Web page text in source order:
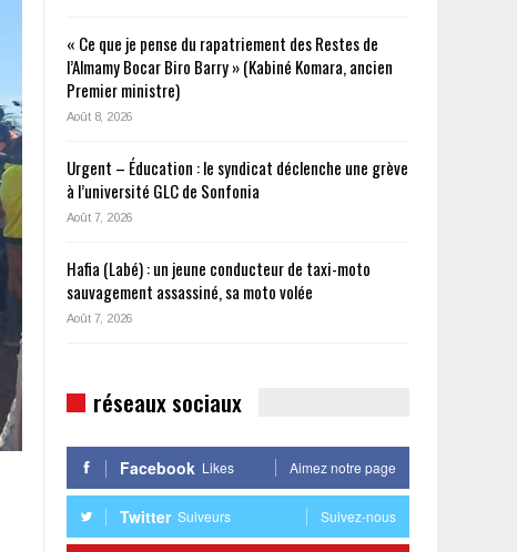
« Ce que je pense du rapatriement des Restes de
l’Almamy Bocar Biro Barry » (Kabiné Komara, ancien
Premier ministre)
Août 8, 2026
Urgent – Éducation : le syndicat déclenche une grève
à l’université GLC de Sonfonia
Août 7, 2026
Hafia (Labé) : un jeune conducteur de taxi-moto
sauvagement assassiné, sa moto volée
Août 7, 2026
réseaux sociaux
Facebook Likes Aimez notre page
Twitter Suiveurs Suivez-nous